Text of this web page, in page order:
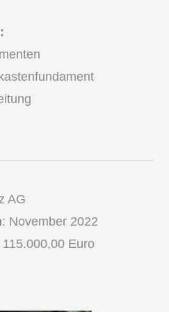
AG
: November 2022
115.000,00 Euro